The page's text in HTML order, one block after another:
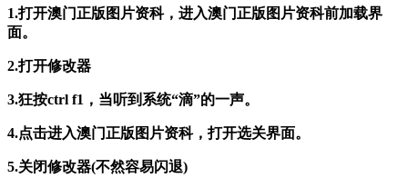
1.打开澳门正版图片资科，进入澳门正版图片资科前加载界
面。
2.打开修改器
3.狂按ctrl f1，当听到系统“滴”的一声。
4.点击进入澳门正版图片资科，打开选关界面。
5.关闭修改器(不然容易闪退)